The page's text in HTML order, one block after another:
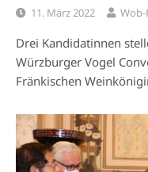
11. März 2022
Drei Kandidatinnen
Würzburger Vogel
Fränkischen